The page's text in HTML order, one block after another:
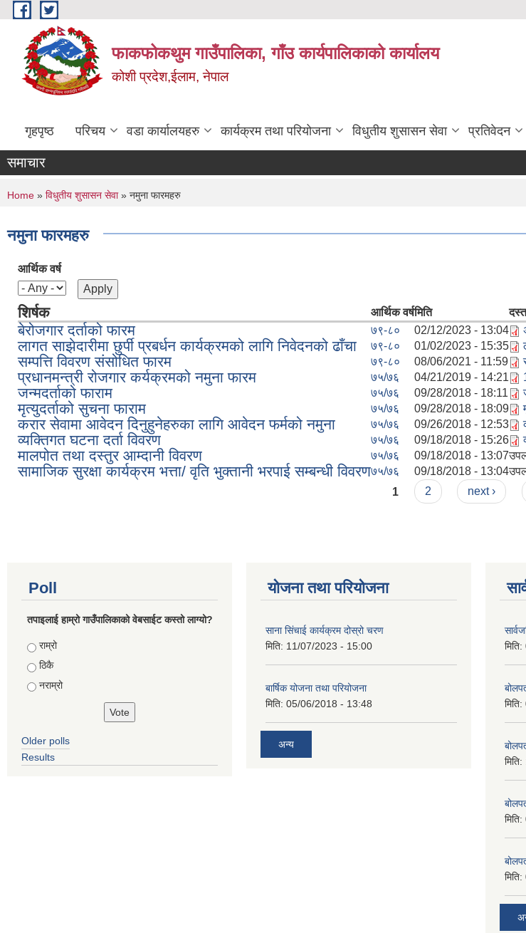
Skip to main content
फाकफोकथुम गाउँपालिका, गाँउ कार्यपालिकाको कार्यालय
कोशी प्रदेश,ईलाम, नेपाल
गृहपृष्ठ परिचय वडा कार्यालयहरु कार्यक्रम तथा परियोजना विधुतीय शुसासन सेवा प्रतिवेदन
समाचार
You are here
Home » विधुतीय शुसासन सेवा» नमुना फारमहरु
नमुना फारमहरु
आर्थिक वर्ष
शिर्षक आर्थिक वर्षमिति
बेरोजगार दर्ताको फारम ७९-८० 02/12/2023 - 13:04
लागत साझेदारीमा छुर्पी प्रबर्धन कार्यक्रमको लागि निवेदनको ढाँचा ७९-८० 01/02/2023 - 15:35
सम्पत्ति विवरण संसोधित फारम ७९-८० 08/06/2021 - 11:59
प्रधानमन्त्री रोजगार कर्यक्रमको नमुना फारम ७५/७६ 04/21/2019 - 14:21
जन्मदर्ताको फाराम ७५/७६ 09/28/2018 - 18:11
मृत्युदर्ताको सुचना फाराम ७५/७६ 09/28/2018 - 18:09
करार सेवामा आवेदन दिनुहुनेहरुका लागि आवेदन फर्मको नमुना ७५/७६ 09/26/2018 - 12:53
व्यक्तिगत घटना दर्ता विवरण ७५/७६ 09/18/2018 - 15:26
मालपोत तथा दस्तुर आम्दानी विवरण ७५/७६ 09/18/2018 - 13:07
सामाजिक सुरक्षा कार्यक्रम भत्ता/ वृति भुक्तानी भरपाई सम्बन्धी विवरण७५/७६ 09/18/2018 - 13:04
1 2 next ›
Poll
तपाइलाई हाम्रो गाउँपालिकाको वेबसाईट कस्तो लाग्यो?
Choices
राम्रो
ठिकै
नराम्रो
Older polls
Results
योजना तथा परियोजना
साना सिंचाई कार्यक्रम दोस्रो चरण
मिति: 11/07/2023 - 15:00
बार्षिक योजना तथा परियोजना
मिति: 05/06/2018 - 13:48
अन्य
मिति:
मिति:
मिति:
मिति:
मिति: